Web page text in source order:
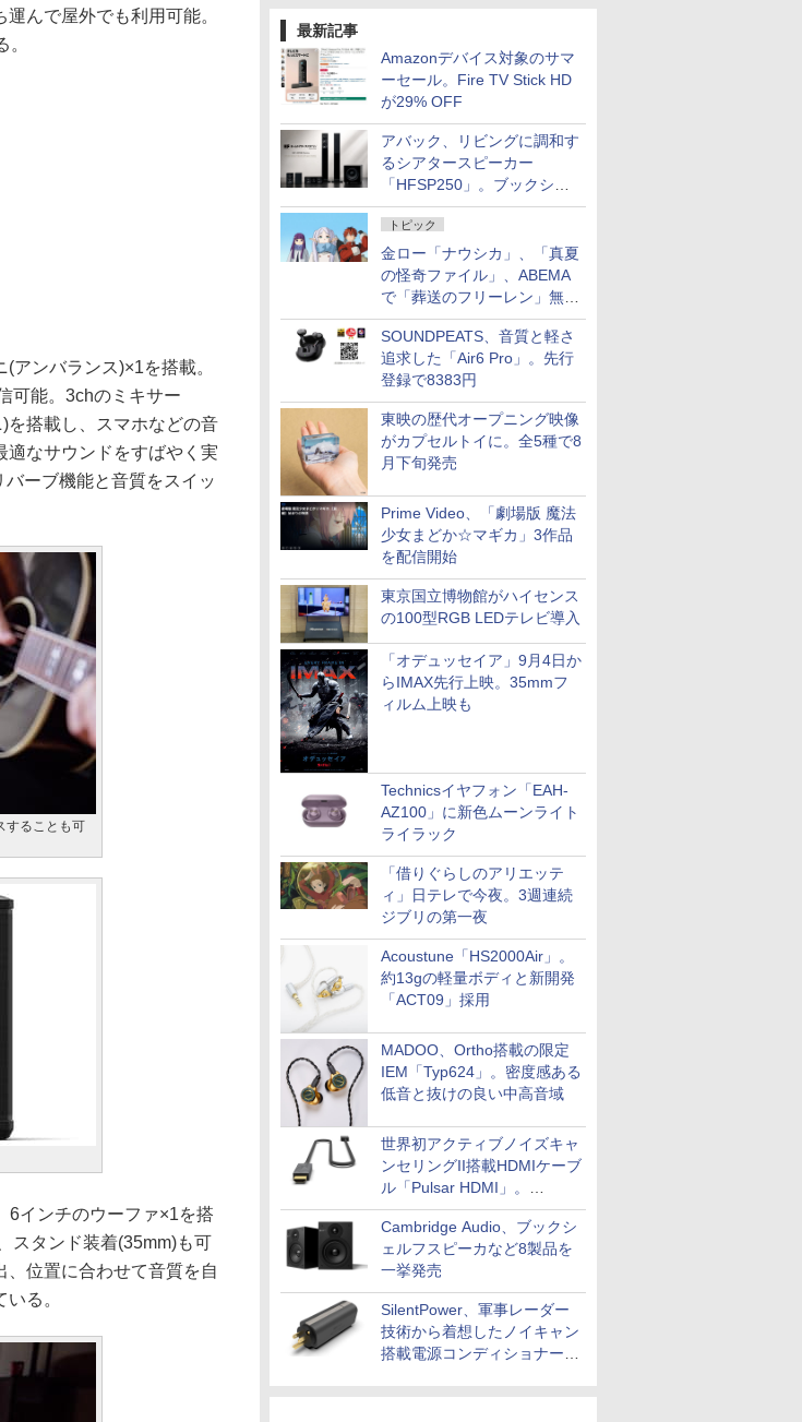
最新記事
Amazonデバイス対象のサマ
ーセール。Fire TV Stick HD
が29% OFF
アバック、リビングに調和す
るシアタースピーカー
「HFSP250」。ブックシェ
ルフはペア3万円以下
トピック
金ロー「ナウシカ」、「真夏
の怪奇ファイル」、ABEMA
で「葬送のフリーレン」無料
配信など。夏の特番・配信情
報
SOUNDPEATS、音質と軽さ
追求した「Air6 Pro」。先行
登録で8383円
東映の歴代オープニング映像
がカプセルトイに。全5種で8
月下旬発売
Prime Video、「劇場版 魔法
少女まどか☆マギカ」3作品
を配信開始
東京国立博物館がハイセンス
の100型RGB LEDテレビ導入
「オデュッセイア」9月4日か
らIMAX先行上映。35mmフ
ィルム上映も
Technicsイヤフォン「EAH-
AZ100」に新色ムーンライト
ライラック
「借りぐらしのアリエッテ
ィ」日テレで今夜。3週連続
ジブリの第一夜
Acoustune「HS2000Air」。
約13gの軽量ボディと新開発
「ACT09」採用
MADOO、Ortho搭載の限定
IEM「Typ624」。密度感ある
低音と抜けの良い中高音域
世界初アクティブノイズキャ
ンセリングII搭載HDMIケーブ
ル「Pulsar HDMI」。
SilentPowerから
Cambridge Audio、ブックシ
ェルフスピーカなど8製品を
一挙発売
SilentPower、軍事レーダー
技術から着想したノイキャン
搭載電源コンディショナー
んで屋外でも利用可能。
ンバランス)×1を搭載。
可能。3chのミキサー
を搭載し、スマホなどの音
適なサウンドをすばやく実
ーブ機能と音質をスイッ
することも可
インチのウーファ×1を搭
スタンド装着(35mm)も可
位置に合わせて音質を自
る。